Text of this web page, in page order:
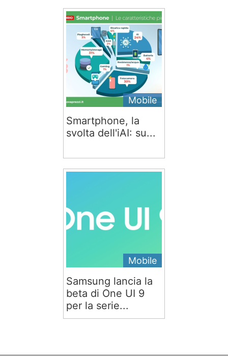
Mobile
Smartphone, la
svolta dell'iAI: su...
Mobile
Samsung lancia la
beta di One UI 9
per la serie...